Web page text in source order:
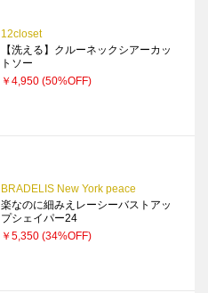
12closet
【洗える】クルーネックシアーカッ
トソー
￥4,950 (50%OFF)
BRADELIS New York peace
楽なのに細みえレーシーバストアッ
プシェイパー24
￥5,350 (34%OFF)